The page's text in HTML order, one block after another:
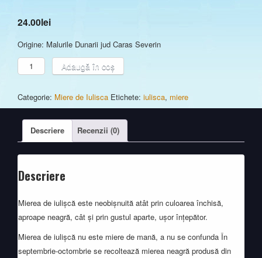
24.00lei
Origine: Malurile Dunarii jud Caras Severin
Cantitate
Miere
iulisca
250g
Adaugă în coș
Categorie: Miere de Iulisca Etichete: iulisca, miere
Descriere Recenzii (0)
Descriere
Mierea de iulișcă este neobișnuită atât prin culoarea închisă,
aproape neagră, cât și prin gustul aparte, ușor înțepător.
Mierea de iulișcă nu este miere de mană, a nu se confunda În
septembrie-octombrie se recoltează mierea neagră produsă din